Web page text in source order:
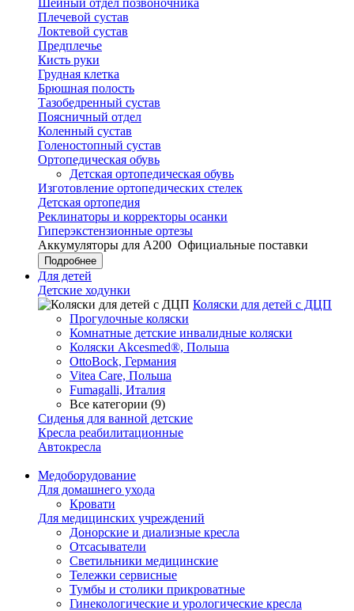
Шейный отдел позвоночника
Плечевой сустав
Локтевой сустав
Предплечье
Кисть руки
Грудная клетка
Брюшная полость
Тазобедренный сустав
Поясничный отдел
Коленный сустав
Голеностопный сустав
Ортопедическая обувь
Детская ортопедическая обувь
Изготовление ортопедических стелек
Детская ортопедия
Реклинаторы и корректоры осанки
Гиперэкстензионные ортезы
Аккумуляторы для А200 Официальные поставки
Подробнее
Для детей
Детские ходунки
Коляски для детей с ДЦП
Прогулочные коляски
Комнатные детские инвалидные коляски
Коляски Akcesmed®, Польша
OttoBock, Германия
Vitea Care, Польша
Fumagalli, Италия
Все категории (9)
Сиденья для ванной детские
Кресла реабилитационные
Автокресла
Медоборудование
Для домашнего ухода
Кровати
Для медицинских учреждений
Донорские и диализные кресла
Отсасыватели
Светильники медицинские
Тележки сервисные
Тумбы и столики прикроватные
Гинекологические и урологические кресла